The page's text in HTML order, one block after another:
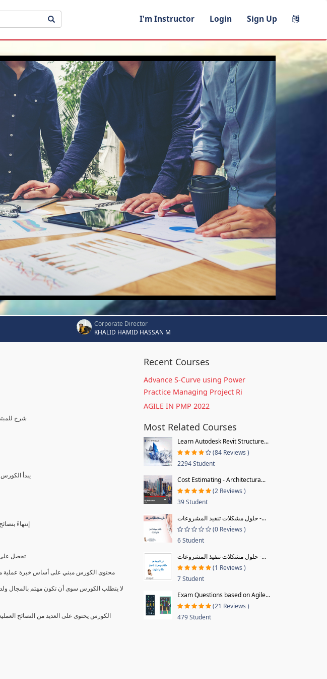
I'm Instructor Login Sign Up
Corporate Director
KHALID HAMID HASSAN M
شرح
يبدأ
إنتهاءً
تحصل على
محتوى الكورس مبني على أساس خبرة عملية من
لا يتطلب الكورس سوى أن تكون مهتم بالمجال
الكورس يحتوى على العديد من النصائح
Recent Courses
Advance S-Curve using Power
Practice Managing Project Ri
AGILE IN PMP 2022
Most Related Courses
Learn Autodesk Revit Structure...
(84 Reviews )
2294 Student
Cost Estimating - Architectura...
(2 Reviews )
39 Student
حلول مشكلات تنفيذ المشروعات -...
(0 Reviews )
6 Student
حلول مشكلات تنفيذ المشروعات -...
(1 Reviews )
7 Student
Exam Questions based on Agile...
(21 Reviews )
479 Student